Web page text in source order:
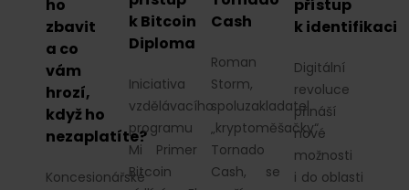
ho
zbavit
a co
vám
hrozí,
když ho
nezaplatíte?
Koncesionářské
k Bitcoin
Diploma
Iniciativa
vzdělávacího
programu
Mi Primer
Bitcoin
Cash
Roman
Storm,
spoluzakladatel
„kryptoměšačky“
Tornado
Cash, se
přístup
k identifikaci
Digitální
revoluce
přináší
nové
možnosti
i do oblasti